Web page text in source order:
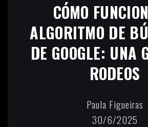
CÓMO
ALGORITMO DE
DE GOOGLE: UNA
RODEOS
Paula Figueiras
30/6/2025